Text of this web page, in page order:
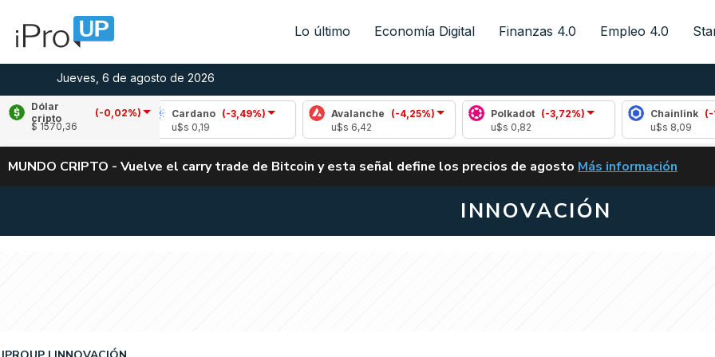
Lo último Economía Digital Finanzas 4.0 Empleo 4.0
Jueves, 6 de agosto de 2026
Dólar
cripto
(-0,02%)
$ 1570,36
Cardano
(-3,49%)
Avalanche
(-4,25%)
Polkadot (-3,72%)
Chainlink
(-1,34%)
ALERTA
MUNDO CRIPTO - Vuelve el carry trade de Bitcoin y esta señal define los precios de agosto VUELVE EL CARRY
Más información
INNOVACIÓN